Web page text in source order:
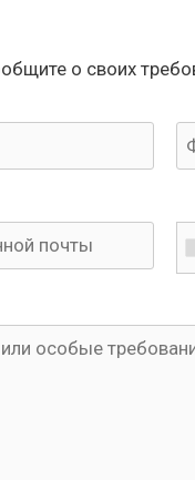
о своих